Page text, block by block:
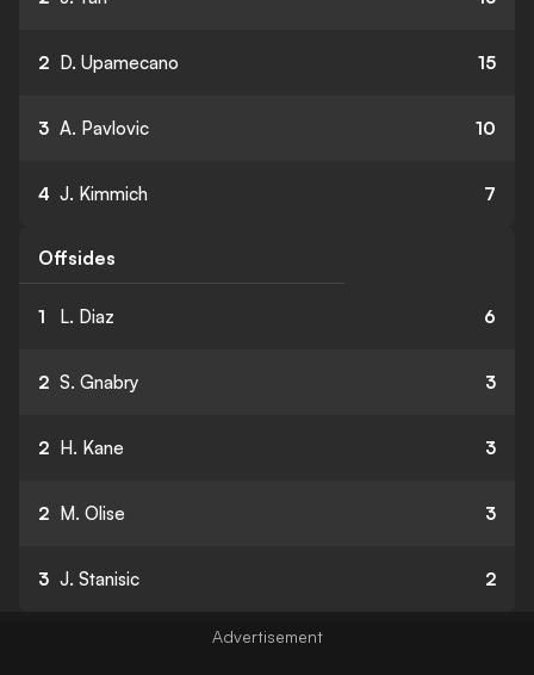
2 D. Upamecano 15
3 A. Pavlovic 10
4 J. Kimmich 7
Offsides
1 L. Diaz 6
2 S. Gnabry 3
2 H. Kane 3
2 M. Olise 3
3 J. Stanisic 2